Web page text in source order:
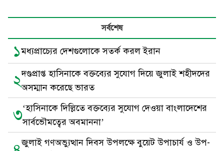
সর্বশেষ
১মধ্যপ্রাচ্যের দেশগুলোকে সতর্ক করল ইরান
২দণ্ডপ্রাপ্ত হাসিনাকে বক্তব্যের সুযোগ দিয়ে জুলাই শহীদদের
অসম্মান করেছে ভারত
৩‘হাসিনাকে দিল্লিতে বক্তব্যের সুযোগ দেওয়া বাংলাদেশের
সার্বভৌমত্বের অবমাননা’
জুলাই গণঅভ্যুত্থান দিবস উপলক্ষে বুয়েট উপাচার্য ও উপ-